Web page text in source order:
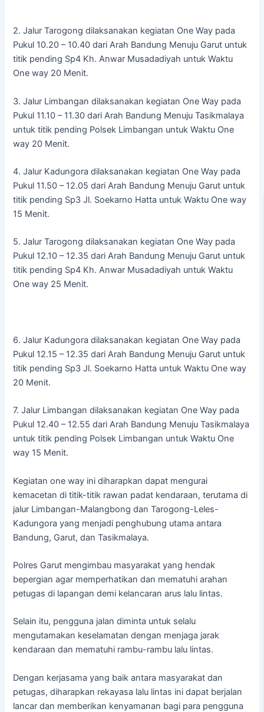
2. Jalur Tarogong dilaksanakan kegiatan One Way pada
Pukul 10.20 – 10.40 dari Arah Bandung Menuju Garut untuk
titik pending Sp4 Kh. Anwar Musadadiyah untuk Waktu
One way 20 Menit.
3. Jalur Limbangan dilaksanakan kegiatan One Way pada
Pukul 11.10 – 11.30 dari Arah Bandung Menuju Tasikmalaya
untuk titik pending Polsek Limbangan untuk Waktu One
way 20 Menit.
4. Jalur Kadungora dilaksanakan kegiatan One Way pada
Pukul 11.50 – 12.05 dari Arah Bandung Menuju Garut untuk
titik pending Sp3 Jl. Soekarno Hatta untuk Waktu One way
15 Menit.
5. Jalur Tarogong dilaksanakan kegiatan One Way pada
Pukul 12.10 – 12.35 dari Arah Bandung Menuju Garut untuk
titik pending Sp4 Kh. Anwar Musadadiyah untuk Waktu
One way 25 Menit.
6. Jalur Kadungora dilaksanakan kegiatan One Way pada
Pukul 12.15 – 12.35 dari Arah Bandung Menuju Garut untuk
titik pending Sp3 Jl. Soekarno Hatta untuk Waktu One way
20 Menit.
7. Jalur Limbangan dilaksanakan kegiatan One Way pada
Pukul 12.40 – 12.55 dari Arah Bandung Menuju Tasikmalaya
untuk titik pending Polsek Limbangan untuk Waktu One
way 15 Menit.
Kegiatan one way ini diharapkan dapat mengurai
kemacetan di titik-titik rawan padat kendaraan, terutama di
jalur Limbangan-Malangbong dan Tarogong-Leles-
Kadungora yang menjadi penghubung utama antara
Bandung, Garut, dan Tasikmalaya.
Polres Garut mengimbau masyarakat yang hendak
bepergian agar memperhatikan dan mematuhi arahan
petugas di lapangan demi kelancaran arus lalu lintas.
Selain itu, pengguna jalan diminta untuk selalu
mengutamakan keselamatan dengan menjaga jarak
kendaraan dan mematuhi rambu-rambu lalu lintas.
Dengan kerjasama yang baik antara masyarakat dan
petugas, diharapkan rekayasa lalu lintas ini dapat berjalan
lancar dan memberikan kenyamanan bagi para pengguna